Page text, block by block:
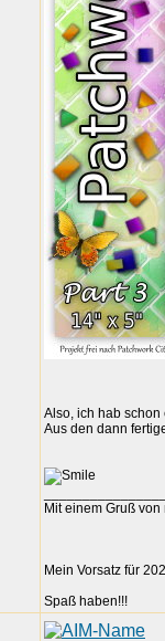
Also, ich hab schon
Aus den dann
Mit einem Gruß von
Mein Vorsatz für
Spaß haben!!!